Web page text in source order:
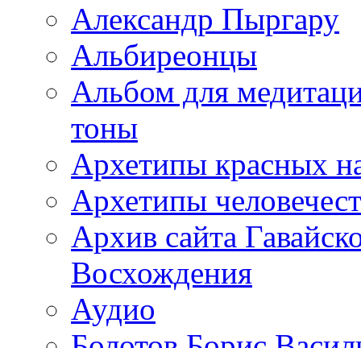
Александр Пыргару
Альбиреонцы
Альбом для
тоны
Архетипы красных
Архетипы
Архив сайта
Восхождения
Аудио